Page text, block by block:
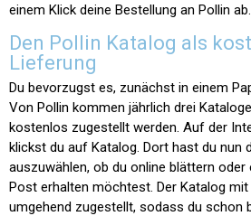
einem Klick deine Bestellung an Pollin ab.
Den Pollin Katalog als
Lieferung
Du bevorzugst es, zunächst in einem
Von Pollin kommen jährlich drei
kostenlos zugestellt werden. Auf der
klickst du auf Katalog. Dort hast du nun
auszuwählen, ob du online blättern oder
Post erhalten möchtest. Der Katalog
umgehend zugestellt, sodass du schon